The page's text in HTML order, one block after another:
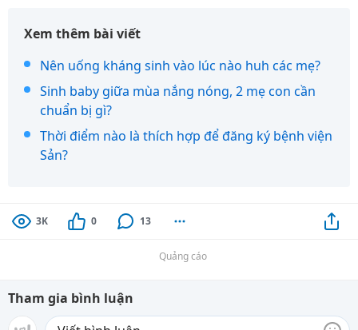
Xem thêm bài viết
Nên uống kháng sinh vào lúc nào huh các mẹ?
Sinh baby giữa mùa nắng nóng, 2 mẹ con cần
chuẩn bị gì?
Thời điểm nào là thích hợp để đăng ký bệnh viện
Sản?
3K 0 13
Quảng cáo
Tham gia bình luận